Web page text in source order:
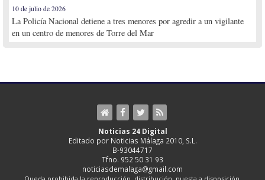
10 de julio de 2026
La Policía Nacional detiene a tres menores por agredir a un vigilante
en un centro de menores de Torre del Mar
Noticias 24 Digital
Editado por Noticias Málaga 2010, S.L.
B-93044717
Tfno. 952 50 31 93
noticiasdemalaga@gmail.com